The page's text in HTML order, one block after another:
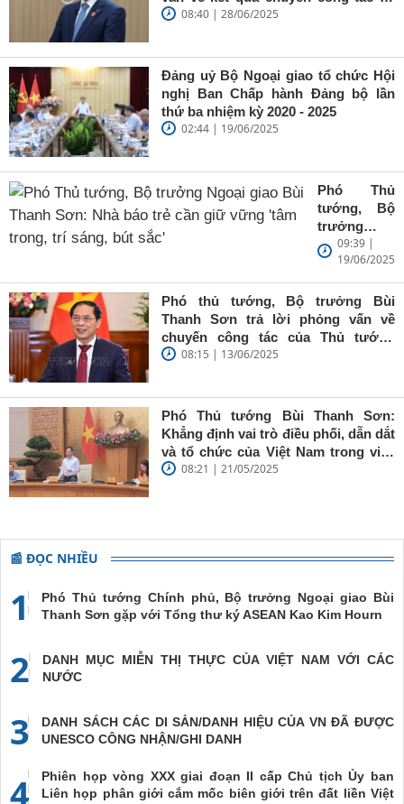
Trung Quốc của Thủ tướng Chính
08:40 | 28/06/2025
Đảng uỷ Bộ Ngoại giao tổ chức Hội
nghị Ban Chấp hành Đảng bộ lần
thứ ba nhiệm kỳ 2020 - 2025
02:44 | 19/06/2025
Phó Thủ
tướng, Bộ
trưởng
Ngoại giao
Bùi Thanh
Sơn: Nhà
báo trẻ cần
giữ vững
'tâm trong,
09:39 |
19/06/2025
Phó thủ tướng, Bộ trưởng Bùi
Thanh Sơn trả lời phỏng vấn về
chuyến công tác của Thủ tướng
Chính phủ đến Estonia, Pháp và
08:15 | 13/06/2025
Phó Thủ tướng Bùi Thanh Sơn:
Khẳng định vai trò điều phối, dẫn dắt
và tổ chức của Việt Nam trong việc
đề cao chủ nghĩa đa phương, đoàn
08:21 | 21/05/2025
📰 ĐỌC NHIỀU
1
Phó Thủ tướng Chính phủ, Bộ trưởng Ngoại giao Bùi
Thanh Sơn gặp với Tổng thư ký ASEAN Kao Kim Hourn
2
DANH MỤC MIỄN THỊ THỰC CỦA VIỆT NAM VỚI CÁC
NƯỚC
3
DANH SÁCH CÁC DI SẢN/DANH HIỆU CỦA VN ĐÃ ĐƯỢC
UNESCO CÔNG NHẬN/GHI DANH
4
Phiên họp vòng XXX giai đoạn II cấp Chủ tịch Ủy ban
Liên họp phân giới cắm mốc biên giới trên đất liền Việt